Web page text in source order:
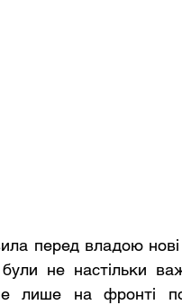
перед владою
не настільки
лише на фронті